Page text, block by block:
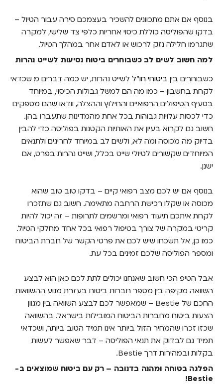
בנוסף אם אתם מתכוונים להשכיר בעצמכם סירה עבור הטיול –
בדקו שהפוליסה כוללת כיסוי אחריות כלפי צד שלישי, למקרה
שתגרמו חלילה נזק לרכוש או לאדם אחר במהלך הטיול.
למה חשוב לשים לב כשבוחרים ביטוח נסיעות לשייט נהרות
כשבוחרים בין ביטוחי חו"ל לשייט נהרות, יש כמה דברים מ שכדאי
לקחת בחשבון – כמו מה הם למשל גבולות הכיסוי, במיוחד
בסעיף הטיפולים הרפואיים והחילוץ וההצלה, וודאו שהם מספקים
כדי לכסות עלויות גבוהות בכל אחת מהמדינות שתעברו בהן.
חשוב גם לקרוא בעיון את האותיות הקטנות בפוליסה כדי להבין
בדיוק מה מכוסה ומה לא, ולשים לב במיוחד לחריגים ולתנאים
המיוחדים שקשורים לטיולי שייט בכלל, ושייט נהרות בפרט, אם
ישנן.
בנוסף אם יש לכם מצב רפואי קיים – בדקו טוב טוב שהוא
מכוסה או שקלו רכישת הרחבה מתאימה. חשוב גם שתזכרו
לקחת איתכם תיעוד רפואי ומרשמים לתרופות – זה יכול להיות
קריטי במקרה של צורך בטיפול רפואי בכל אחד מחלקי הטיול.
כמו כן, אל תשכחו שיש לכם את פרטי הקשר של חברת הביטוח
ומספר הפוליסה שלכם זמינים בכל עת.
אבל הטיפ הכי חשוב שאנחנו יכולים לתת לכם כאן הוא לבצע
השוואה מקיפה בין מספר חברות ביטוח בעזרת מנוע ההשוואות
החכם של Bestie – שמאפשר לכם לבצע השוואה בין מגוון
הצעות ביטוח מחברות הביטוח המובילות בישראל. בהשוואה
שכזו זכרו שהמחיר הזול ביותר אינו תמיד הטוב ביותר, ושכדאי
תמיד גם לבדוק את תנאי הפוליסה – דבר שאפשר לעשות
בקלות ובמהירות דרך Bestie.
הפלגה בטוחה ומהנה בדנובה – רק עם ביטוח שמוצאים ב-
Bestie!